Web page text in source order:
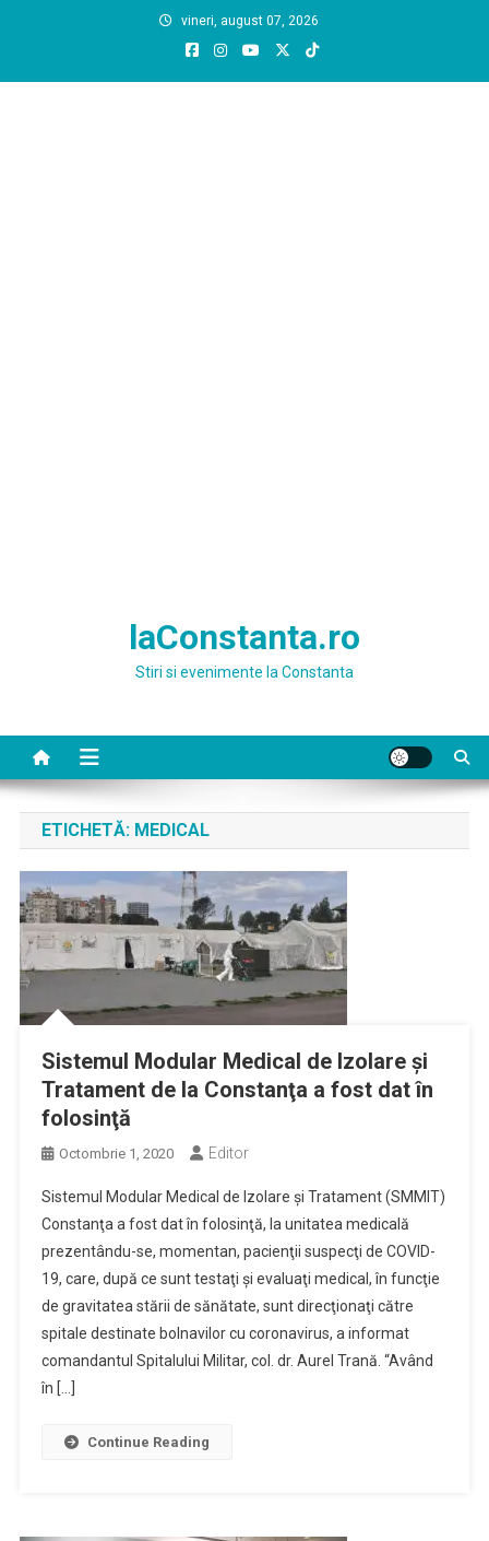
vineri, august 07, 2026
laConstanta.ro
Stiri si evenimente la Constanta
ETICHETĂ: MEDICAL
Sistemul Modular Medical de Izolare şi
Tratament de la Constanţa a fost dat în
folosinţă
Octombrie 1, 2020 Editor
Sistemul Modular Medical de Izolare şi Tratament (SMMIT)
Constanţa a fost dat în folosinţă, la unitatea medicală
prezentându-se, momentan, pacienţii suspecţi de COVID-
19, care, după ce sunt testaţi şi evaluaţi medical, în funcţie
de gravitatea stării de sănătate, sunt direcţionaţi către
spitale destinate bolnavilor cu coronavirus, a informat
comandantul Spitalului Militar, col. dr. Aurel Trană. “Având
în […]
Continue Reading